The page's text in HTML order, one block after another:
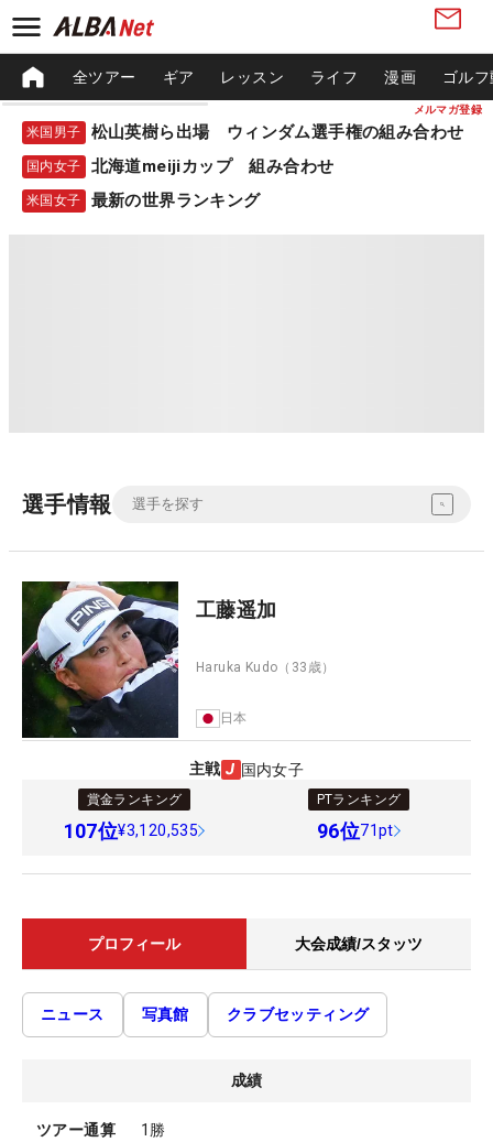
メルマガ登録
全ツアー ギア レッスン ライフ 漫画 ゴル
米国男子 松山英樹ら出場 ウィンダム選手権の組み合わせ
国内女子 北海道meijiカップ 組み合わせ
米国女子 最新の世界ランキング
選手情報
工藤遥加
Haruka Kudo （33歳）
日本
主戦 国内女子
賞金ランキング
107位¥3,120,535
PTランキング
96位71pt
プロフィール 大会成績/スタッツ
ニュース 写真館 クラブセッティング
成績
ツアー通算 1勝